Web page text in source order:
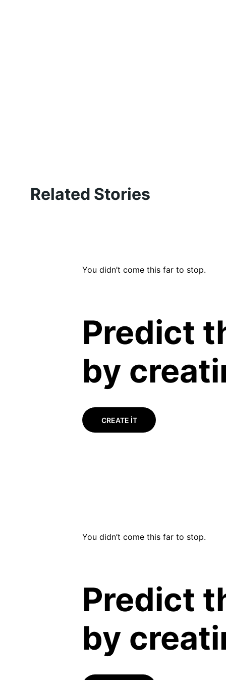
Related Stories
You didn’t come this far to stop.
Predict
by
CREATE IT
You didn’t come this far to stop.
Predict
by